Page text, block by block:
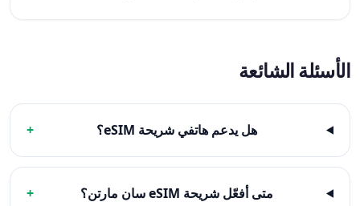
الأسئلة الشائعة
هل يدعم هاتفي شريحة eSIM؟ +
متى أفعّل شريحة eSIM سان مارتن؟ +